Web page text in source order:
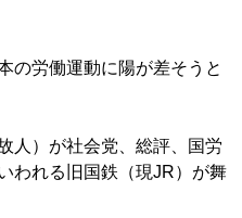
の労働運動に陽が差そうと
人）が社会党、総評、国労
われる旧国鉄（現JR）が舞